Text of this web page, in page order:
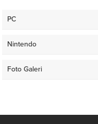
geçin. HİKAYE Kuzey
suç ortaklarından...
PC
Nintendo
Foto Galeri